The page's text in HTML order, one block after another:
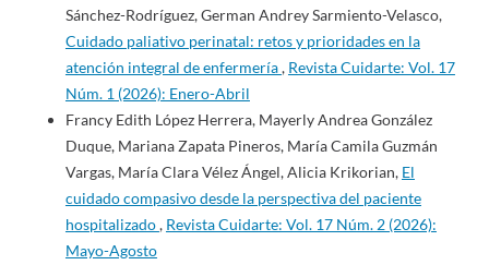
Sánchez-Rodríguez, German Andrey Sarmiento-Velasco,
Cuidado paliativo perinatal: retos y prioridades en la
atención integral de enfermería, Revista Cuidarte: Vol. 17
Núm. 1 (2026): Enero-Abril
Francy Edith López Herrera, Mayerly Andrea González
Duque, Mariana Zapata Pineros, María Camila Guzmán
Vargas, María Clara Vélez Ángel, Alicia Krikorian, El
cuidado compasivo desde la perspectiva del paciente
hospitalizado, Revista Cuidarte: Vol. 17 Núm. 2 (2026):
Mayo-Agosto